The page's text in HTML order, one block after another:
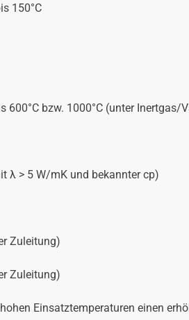
150°C
600°C bzw. 1000°C (unter Inertgas/
λ > 5 W/mK und bekannter cp)
Zuleitung)
Zuleitung)
Einsatztemperaturen einen